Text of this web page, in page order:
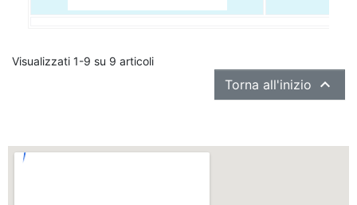
Visualizzati 1-9 su 9 articoli
Torna all'inizio 